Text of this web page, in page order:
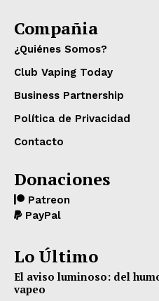
Compañia
¿Quiénes Somos?
Club Vaping Today
Business Partnership
Política de Privacidad
Contacto
Donaciones
Patreon
PayPal
Lo Último
El aviso luminoso: del
vapeo